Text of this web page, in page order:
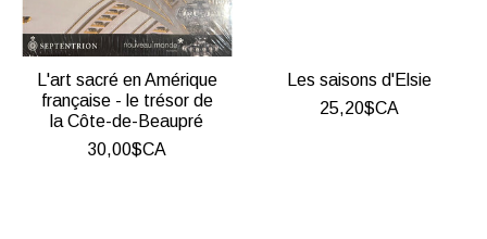
L'art sacré en Amérique
française - le trésor de
la Côte-de-Beaupré
30,00$CA
Les saisons d'Elsie
25,20$CA